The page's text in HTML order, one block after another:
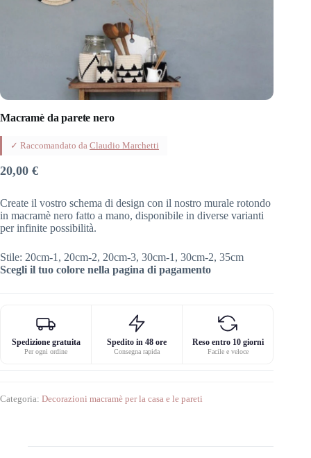
Macramè da parete nero
✓ Raccomandato da Claudio Marchetti
20,00 €
Create il vostro schema di design con il nostro murale rotondo
in macramè nero fatto a mano, disponibile in diverse varianti
per infinite possibilità.
Stile: 20cm-1, 20cm-2, 20cm-3, 30cm-1, 30cm-2, 35cm
Scegli il tuo colore nella pagina di pagamento
Spedizione gratuita
Per ogni ordine
Spedito in 48 ore
Consegna rapida
Reso entro 10 giorni
Facile e veloce
Categoria: Decorazioni macramè per la casa e le pareti